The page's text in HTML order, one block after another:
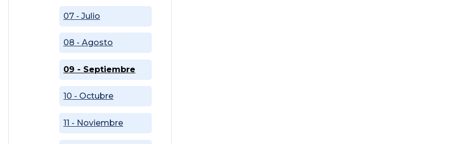
07 - Julio
08 - Agosto
09 - Septiembre
10 - Octubre
11 - Noviembre